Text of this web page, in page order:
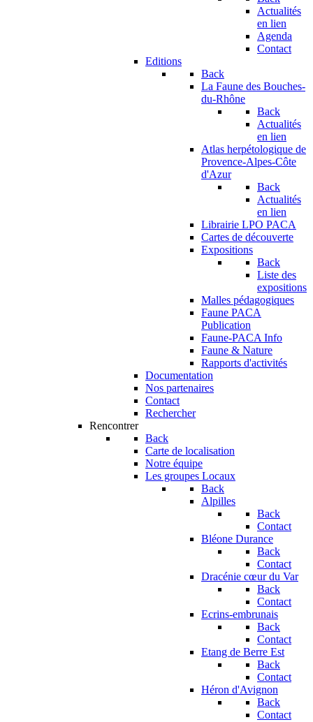
Actualités
en lien
Agenda
Contact
Editions
Back
La Faune des Bouches-
du-Rhône
Back
Actualités
en lien
Atlas herpétologique de
Provence-Alpes-Côte
d'Azur
Back
Actualités
en lien
Librairie LPO PACA
Cartes de découverte
Expositions
Back
Liste des
expositions
Malles pédagogiques
Faune PACA
Publication
Faune-PACA Info
Faune & Nature
Rapports d'activités
Documentation
Nos partenaires
Contact
Rechercher
Rencontrer
Back
Carte de localisation
Notre équipe
Les groupes Locaux
Back
Alpilles
Back
Contact
Bléone Durance
Back
Contact
Dracénie cœur du Var
Back
Contact
Ecrins-embrunais
Back
Contact
Etang de Berre Est
Back
Contact
Héron d'Avignon
Back
Contact